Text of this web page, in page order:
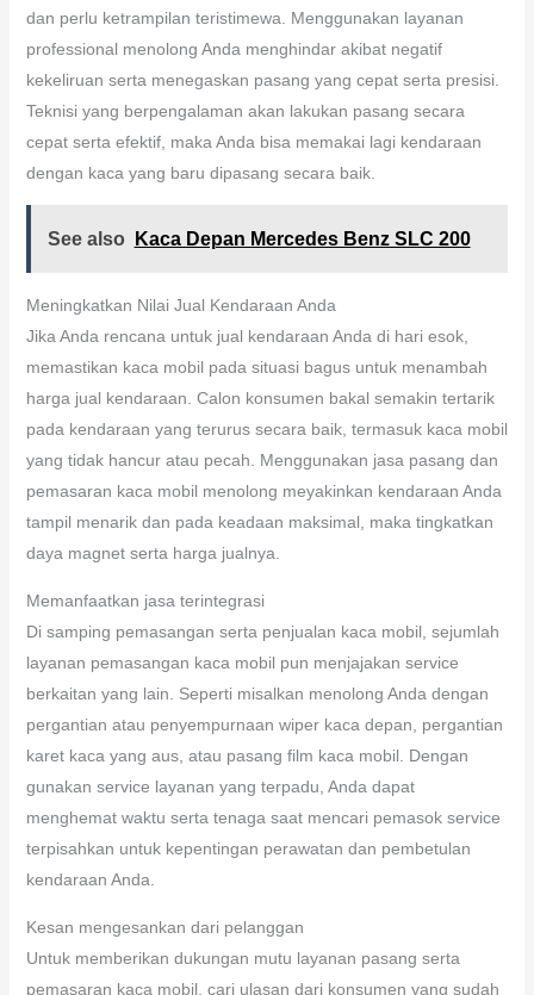
dan perlu ketrampilan teristimewa. Menggunakan layanan
professional menolong Anda menghindar akibat negatif
kekeliruan serta menegaskan pasang yang cepat serta presisi.
Teknisi yang berpengalaman akan lakukan pasang secara
cepat serta efektif, maka Anda bisa memakai lagi kendaraan
dengan kaca yang baru dipasang secara baik.
See also Kaca Depan Mercedes Benz SLC 200
Meningkatkan Nilai Jual Kendaraan Anda
Jika Anda rencana untuk jual kendaraan Anda di hari esok,
memastikan kaca mobil pada situasi bagus untuk menambah
harga jual kendaraan. Calon konsumen bakal semakin tertarik
pada kendaraan yang terurus secara baik, termasuk kaca mobil
yang tidak hancur atau pecah. Menggunakan jasa pasang dan
pemasaran kaca mobil menolong meyakinkan kendaraan Anda
tampil menarik dan pada keadaan maksimal, maka tingkatkan
daya magnet serta harga jualnya.
Memanfaatkan jasa terintegrasi
Di samping pemasangan serta penjualan kaca mobil, sejumlah
layanan pemasangan kaca mobil pun menjajakan service
berkaitan yang lain. Seperti misalkan menolong Anda dengan
pergantian atau penyempurnaan wiper kaca depan, pergantian
karet kaca yang aus, atau pasang film kaca mobil. Dengan
gunakan service layanan yang terpadu, Anda dapat
menghemat waktu serta tenaga saat mencari pemasok service
terpisahkan untuk kepentingan perawatan dan pembetulan
kendaraan Anda.
Kesan mengesankan dari pelanggan
Untuk memberikan dukungan mutu layanan pasang serta
pemasaran kaca mobil, cari ulasan dari konsumen yang sudah